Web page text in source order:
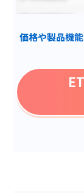
フォーマット変換
文字整形
価格や製品機